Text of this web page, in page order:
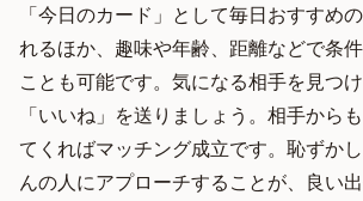
「今日のカード」として毎日おすすめ
れるほか、趣味や年齢、距離などで条
ことも可能です。気になる相手を見つ
「いいね」を送りましょう。相手から
てくればマッチング成立です。恥ずか
んの人にアプローチすることが、良い